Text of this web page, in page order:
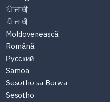
ਪੰਜਾਬੀ
ਪੰਜਾਬੀ
Moldovenească
Română
Русский
Samoa
Sesotho sa Borwa
Sesotho